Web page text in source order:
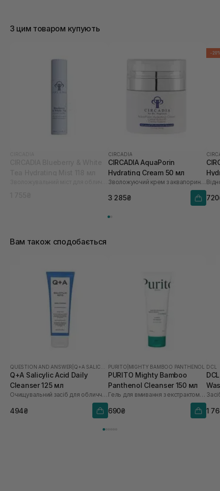
З цим товаром купують
CIRCADIA
CIRCADIA AquaPorin
Hydrating Cream 50 мл
Зволожуючий крем з аквапоринами
3 285₴
-
мл
Вам також сподобається
QUESTION AND ANSWER
Q+A Salicylic Acid Daily
Cleanser 125 мл
Очищувальний засіб для обличчя із саліциловою кислотою
494₴
PURITO MIGHTY BAMBOO PANTHENOL
PURITO Mighty Bamboo
Panthenol Cleanser 150 мл
Гель для вмивання з екстрактом бамбука та пантенолом
690₴
DCL
1